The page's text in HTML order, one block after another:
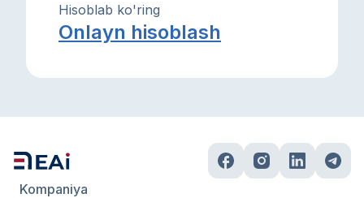
Hisoblab ko'ring
Onlayn hisoblash
Kompaniya